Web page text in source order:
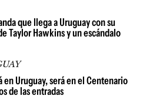
que llega a Uruguay con su
Taylor Hawkins y un escándalo
Uruguay, será en el Centenario
de las entradas